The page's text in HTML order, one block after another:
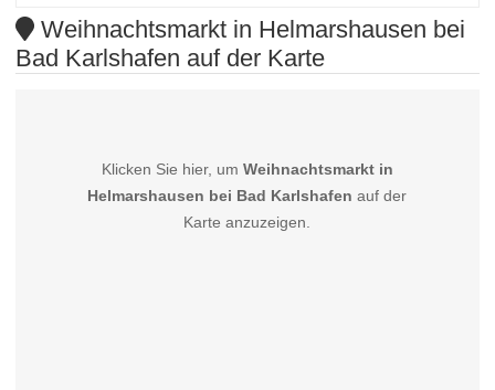
Weihnachtsmarkt in Helmarshausen bei
Bad Karlshafen auf der Karte
Klicken Sie hier, um Weihnachtsmarkt in
Helmarshausen bei Bad Karlshafen auf der
Karte anzuzeigen.